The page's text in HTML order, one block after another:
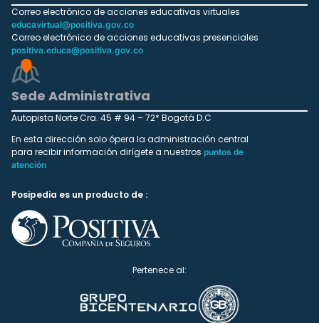
Correo electrónico de acciones educativas virtuales
educavirtual@positiva.gov.co
Correo electrónico de acciones educativas presenciales
positiva.educa@positiva.gov.co
Sede Administrativa
Autopista Norte Cra. 45 # 94 – 72* Bogotá D.C
En esta dirección solo ópera la administración central
para recibir información dirígete a nuestros puntos de
atención
Posipedia es un producto de :
Pertenece al: